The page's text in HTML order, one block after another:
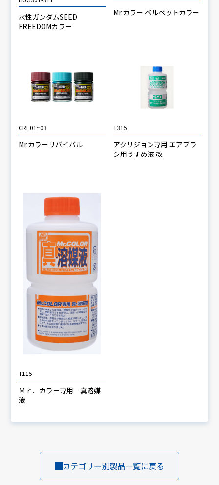
水性ガンダムSEED
FREEDOMカラー
Mr.カラー ベルベットカラー
CRE01~03
Mr.カラーリバイバル
T315
アクリジョン専用 エアブラ
シ用うすめ液 改
T115
Ｍｒ．カラ－専用 真溶媒
液
カテゴリー別製品一覧に戻る